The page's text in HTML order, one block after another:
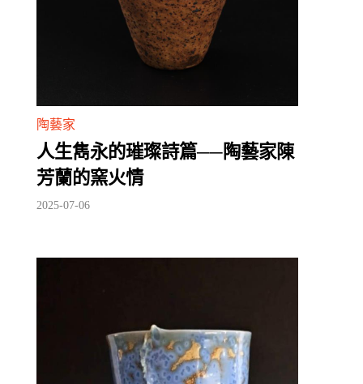
陶藝家
人生雋永的璀璨詩篇──陶藝家陳
芳蘭的窯火情
2025-07-06